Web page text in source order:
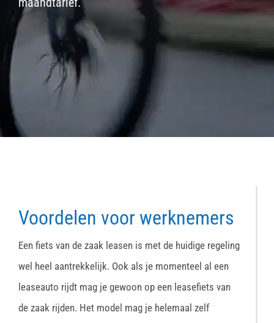
Voordelen voor werknemers
Een fiets van de zaak leasen is met de huidige regeling
wel heel aantrekkelijk. Ook als je momenteel al een
leaseauto rijdt mag je gewoon op een leasefiets van
de zaak rijden. Het model mag je helemaal zelf